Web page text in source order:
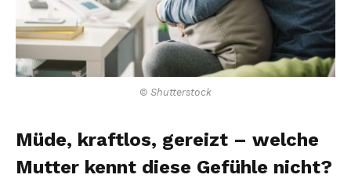
© Shutterstock
Müde, kraftlos, gereizt – welche
Mutter kennt diese Gefühle nicht?